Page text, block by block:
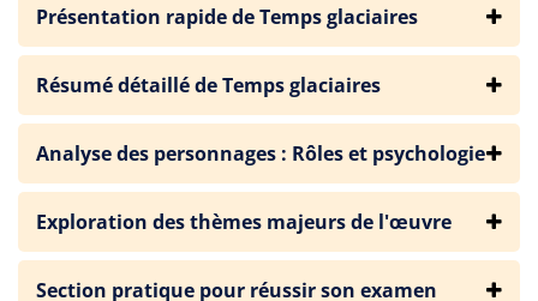
Présentation rapide de Temps glaciaires
Résumé détaillé de Temps glaciaires
Analyse des personnages : Rôles et psychologie
Exploration des thèmes majeurs de l'œuvre
Section pratique pour réussir son examen